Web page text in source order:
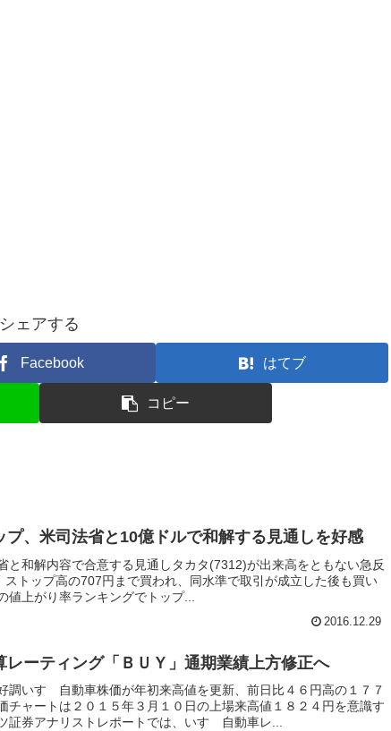
シェアする
Facebook はてブ
コピー
プ、米司法省と10億ドルで和解する見通しを好感
と和解内容で合意する見通しタカタ(7312)が出来高をともない急反
トップ高の707円まで買われ、同水準で取引が成立した後も買い
値上がり率ランキングでトップ...
2016.12.29
レーティング「ＢＵＹ」通期業績上方修正へ
調いすゞ自動車株価が年初来高値を更新、前日比４６円高の１７７
チャートは２０１５年３月１０日の上場来高値１８２４円を意識す
証券アナリストレポートでは、いすゞ自動車レ...